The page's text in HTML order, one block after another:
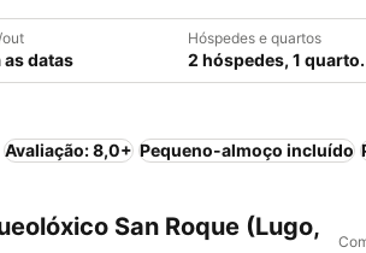
as datas
Hóspedes e quartos
2 hóspedes, 1 quarto.
Avaliação: 8,0+ Pequeno-almoço incluído
San Roque (Lugo,